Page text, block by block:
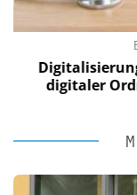
digitaler